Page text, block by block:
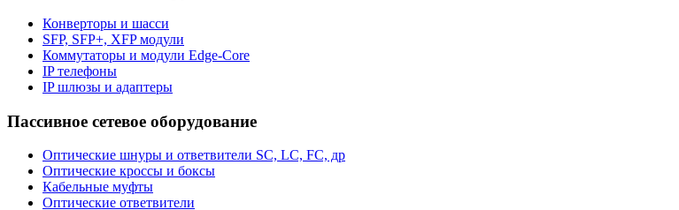
Конверторы и шасси
SFP, SFP+, XFP модули
Коммутаторы и модули Edge-Core
IP телефоны
IP шлюзы и адаптеры
Пассивное сетевое оборудование
Оптические шнуры и ответвители SC, LC, FC, др
Оптические кроссы и боксы
Кабельные муфты
Оптические ответвители